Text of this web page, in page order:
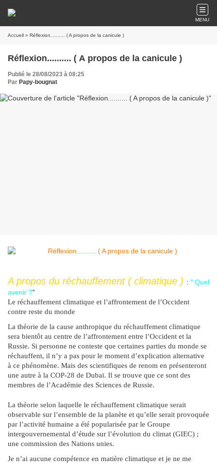
MENU
Accueil » Réflexion.......... ( A propos de la canicule )
Réflexion.......... ( A propos de la canicule )
Publié le 28/08/2023 à 08:25
Par Papy-bougnat
A propos du réchauffement ( climatique ) : " Quel
avenir ?"
Le réchauffement climatique et l’affrontement de l’Occident
contre reste du monde
La théorie de la cause anthropique du réchauffement climatique
sera bientôt au centre de l’affrontement entre l’Occident et la
Russie. Si personne ne conteste que certaines parties du monde se
réchauffent, il n’y a pas pour le moment d’explication alternative
à ce phénomène. Mais des scientifiques de renom en présenteront
une autre à la COP-28 de Dubaï. Il se trouve que ce sont des
membres de l’Académie des Sciences de Russie.
La théorie selon laquelle le réchauffement climatique serait
observable sur l’ensemble de la planète et qu’elle serait provoquée
par l’activité humaine a été popularisée par le Groupe
intergouvernemental d’étude sur l’évolution du climat (GIEC) ;
une commission des Nations unies.
Je n’ai aucune compétence en matière climatique et je ne me